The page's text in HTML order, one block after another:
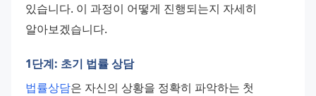
있습니다. 이 과정이 어떻게 진행되는지 자세히
알아보겠습니다.
1단계: 초기 법률 상담
법률상담은 자신의 상황을 정확히 파악하는 첫